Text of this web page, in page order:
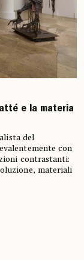
e la materia
del
con
contrastanti:
materiali